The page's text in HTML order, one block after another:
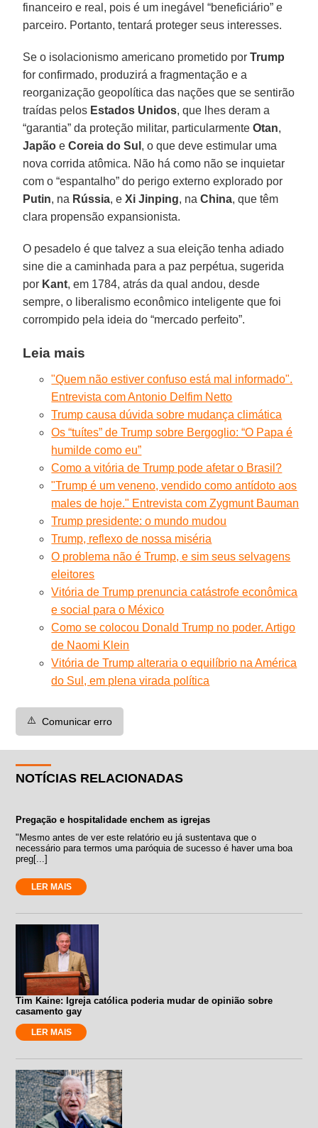
financeiro e real, pois é um inegável “beneficiário” e
parceiro. Portanto, tentará proteger seus interesses.
Se o isolacionismo americano prometido porTrump
for confirmado, produzirá a fragmentação e a
reorganização geopolítica das nações que se sentirão
traídas pelos Estados Unidos, que lhes deram a
“garantia” da proteção militar, particularmenteOtan,
Japão eCoreia do Sul , o que deve estimular uma
nova corrida atômica. Não há como não se inquietar
com o “espantalho” do perigo externo explorado por
Putin, na Rússia, eXi Jinping, naChina, que têm
clara propensão expansionista.
O pesadelo é que talvez a sua eleição tenha adiado
sine die a caminhada para a paz perpétua, sugerida
por Kant, em 1784, atrás da qual andou, desde
sempre, o liberalismo econômico inteligente que foi
corrompido pela ideia do “mercado perfeito”.
Leia mais
"Quem não estiver confuso está mal informado".
Entrevista com Antonio Delfim Netto
Trump causa dúvida sobre mudança climática
Os “tuítes” de Trump sobre Bergoglio: “O Papa é
humilde como eu”
Como a vitória de Trump pode afetar o Brasil?
"Trump é um veneno, vendido como antídoto aos
males de hoje." Entrevista com Zygmunt Bauman
Trump presidente: o mundo mudou
Trump, reflexo de nossa miséria
O problema não é Trump, e sim seus selvagens
eleitores
Vitória de Trump prenuncia catástrofe econômica
e social para o México
Como se colocou Donald Trump no poder. Artigo
de Naomi Klein
Vitória de Trump alteraria o equilíbrio na América
do Sul, em plena virada política
⚠️ Comunicar erro
NOTÍCIAS RELACIONADAS
Pregação e hospitalidade enchem as igrejas
"Mesmo antes de ver este relatório eu já sustentava que o
necessário para termos uma paróquia de sucesso é haver uma boa
preg[...]
LER MAIS
Tim Kaine: Igreja católica poderia mudar de opinião sobre
casamento gay
LER MAIS